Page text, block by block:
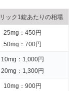
ック1錠あたりの相場
25mg：450円
50mg：700円
10mg：1,000円
20mg：1,300円
10mg：900円